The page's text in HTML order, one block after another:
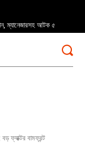
ম্যানেজারসহ আটক ৫
২২শে শ্রাবণ স্মরণে
ফ্যাক্টর বামফ্রন্ট